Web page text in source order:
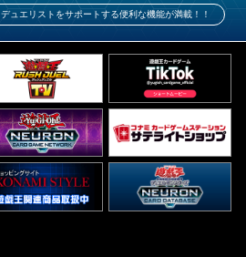
デュエリストをサポートする便利な機能が満載！！